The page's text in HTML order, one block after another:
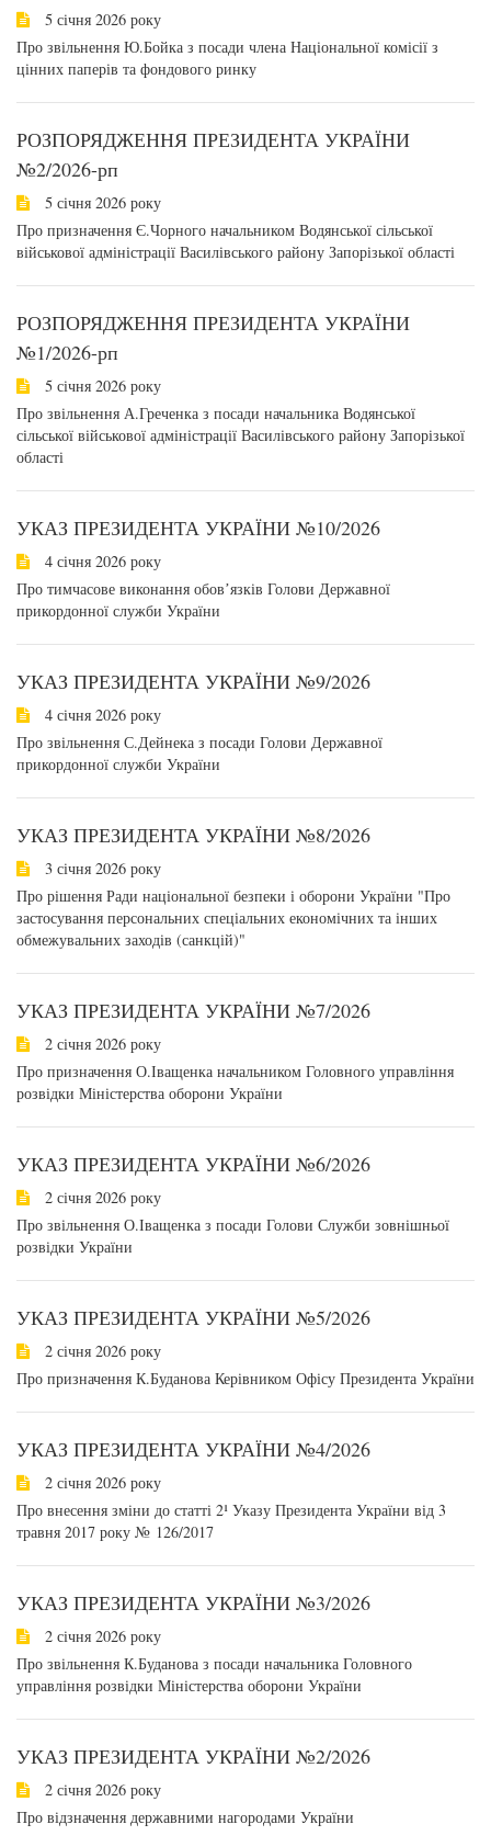
5 січня 2026 року
Про звільнення Ю.Бойка з посади члена Національної комісії з
цінних паперів та фондового ринку
РОЗПОРЯДЖЕННЯ ПРЕЗИДЕНТА УКРАЇНИ
№2/2026-рп
5 січня 2026 року
Про призначення Є.Чорного начальником Водянської сільської
військової адміністрації Василівського району Запорізької області
РОЗПОРЯДЖЕННЯ ПРЕЗИДЕНТА УКРАЇНИ
№1/2026-рп
5 січня 2026 року
Про звільнення А.Греченка з посади начальника Водянської
сільської військової адміністрації Василівського району Запорізької
області
УКАЗ ПРЕЗИДЕНТА УКРАЇНИ №10/2026
4 січня 2026 року
Про тимчасове виконання обовʼязків Голови Державної
прикордонної служби України
УКАЗ ПРЕЗИДЕНТА УКРАЇНИ №9/2026
4 січня 2026 року
Про звільнення С.Дейнека з посади Голови Державної
прикордонної служби України
УКАЗ ПРЕЗИДЕНТА УКРАЇНИ №8/2026
3 січня 2026 року
Про рішення Ради національної безпеки і оборони України "Про
застосування персональних спеціальних економічних та інших
обмежувальних заходів (санкцій)"
УКАЗ ПРЕЗИДЕНТА УКРАЇНИ №7/2026
2 січня 2026 року
Про призначення О.Іващенка начальником Головного управління
розвідки Міністерства оборони України
УКАЗ ПРЕЗИДЕНТА УКРАЇНИ №6/2026
2 січня 2026 року
Про звільнення О.Іващенка з посади Голови Служби зовнішньої
розвідки України
УКАЗ ПРЕЗИДЕНТА УКРАЇНИ №5/2026
2 січня 2026 року
Про призначення К.Буданова Керівником Офісу Президента України
УКАЗ ПРЕЗИДЕНТА УКРАЇНИ №4/2026
2 січня 2026 року
Про внесення зміни до статті 2¹ Указу Президента України від 3
травня 2017 року № 126/2017
УКАЗ ПРЕЗИДЕНТА УКРАЇНИ №3/2026
2 січня 2026 року
Про звільнення К.Буданова з посади начальника Головного
управління розвідки Міністерства оборони України
УКАЗ ПРЕЗИДЕНТА УКРАЇНИ №2/2026
2 січня 2026 року
Про відзначення державними нагородами України